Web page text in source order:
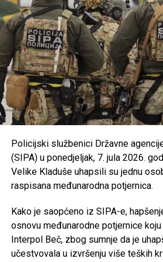
Usvojena je nova odluka
kriteriji za ostvarivanje prava
zapošljavanju i zadržavanju
branilačkih kategorija.
Podržan je projekat Osnovne
Bosanske Krupe, koji se
UNDP-om u okviru aktivnosti
Bosni i Hercegovini.
Bihaćko muftijstvo i Ilmijju u
147.000 KM.
Iz Vlade USK poručuju da će i
obrazovanja, podršku
turizma i poboljšanje
Unsko-sanskog kantona.
Policijski službenici Državne
(SIPA) u ponedjeljak, 7. jula 2026.
Velike Kladuše uhapsili su jednu
raspisana međunarodna potjernica.
Kako je saopćeno iz SIPA-e,
osnovu međunarodne potjernice
Interpol Beč, zbog sumnje da je
učestvovala u izvršenju više teških